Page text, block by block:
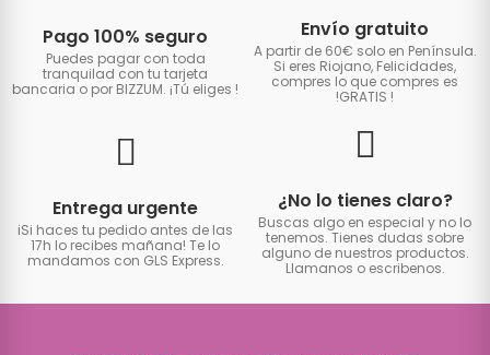
Pago 100% seguro
Puedes pagar con toda
tranquilad con tu tarjeta
bancaria o por BIZZUM. ¡Tú eliges !
Envío gratuito
A partir de 60€ solo en Península.
Si eres Riojano, Felicidades,
compres lo que compres es
!GRATIS !
Entrega urgente
iSi haces tu pedido antes de las
17h lo recibes mañana! Te lo
mandamos con GLS Express.
¿No lo tienes claro?
Buscas algo en especial y no lo
tenemos. Tienes dudas sobre
alguno de nuestros productos.
Llamanos o escribenos.